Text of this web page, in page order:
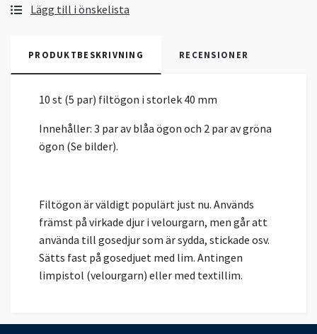
Lägg till i önskelista
PRODUKTBESKRIVNING RECENSIONER
10 st (5 par) filtögon i storlek 40 mm
Innehåller: 3 par av blåa ögon och 2 par av gröna
ögon (Se bilder).
Filtögon är väldigt populärt just nu. Används
främst på virkade djur i velourgarn, men går att
använda till gosedjur som är sydda, stickade osv.
Sätts fast på gosedjuet med lim. Antingen
limpistol (velourgarn) eller med textillim.